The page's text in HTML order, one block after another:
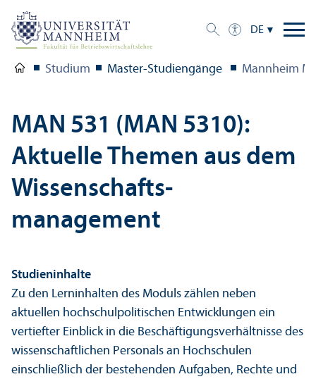
DE
Studium Master-Studien­gänge Mannheim
MAN 531 (MAN 5310):
Aktuelle Themen aus dem
Wissenschafts­
management
Studien­inhalte
Zu den Lerninhalten des Moduls zählen neben
aktuellen hochschul­politischen Entwicklungen ein
vertiefter Einblick in die Beschäftigungs­verhältnisse des
wissenschaft­lichen Personals an Hochschulen
einschließlich der bestehenden Aufgaben, Rechte und